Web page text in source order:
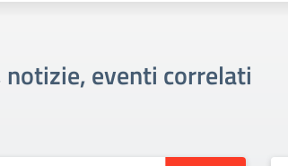
notizie, eventi correlati